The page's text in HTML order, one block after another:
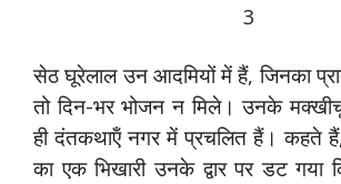
3
सेठ घूरेलाल उन आदमियों में हैं, जिनका
तो दिन-भर भोजन न मिले। उनके
ही दंतकथाऍं नगर में प्रचलित हैं। कहते हैं,
का एक भिखारी उनके द्वार पर डट गया